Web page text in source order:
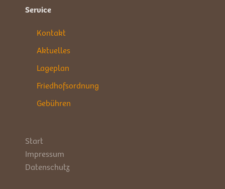
Service
Kontakt
Aktuelles
Lageplan
Friedhofsordnung
Gebühren
Start
Impressum
Datenschutz